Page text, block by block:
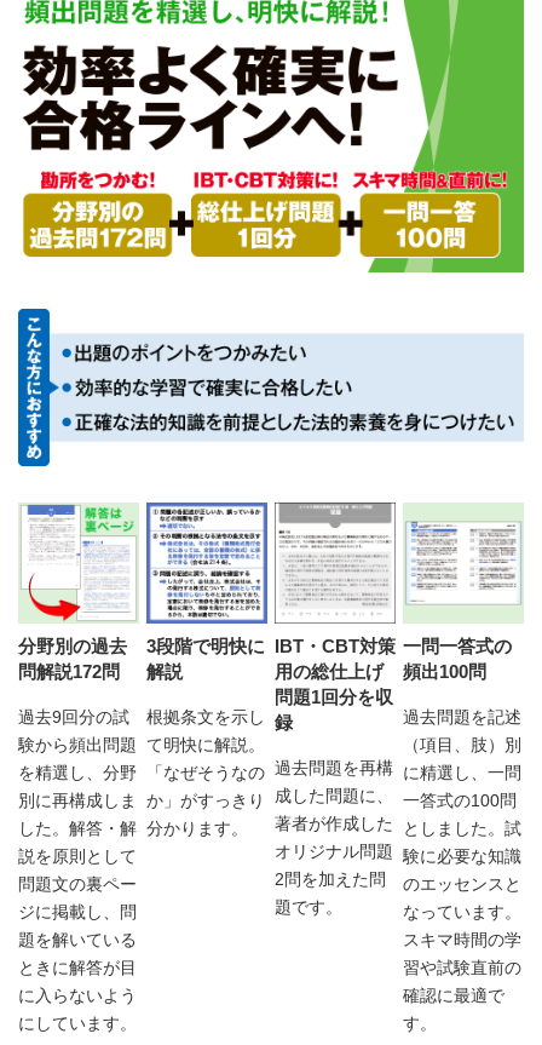
分野別の過去
問解説172問
過去9回分の試
験から頻出問題
を精選し、分野
別に再構成しま
した。解答・解
説を原則として
問題文の裏ペー
ジに掲載し、問
題を解いている
ときに解答が目
に入らないよう
にしています。
3段階で明快に
解説
根拠条文を示し
て明快に解説。
「なぜそうなの
か」がすっきり
分かります。
IBT・CBT対策
用の総仕上げ
問題1回分を収
録
過去問題を再構
成した問題に、
著者が作成した
オリジナル問題
2問を加えた問
題です。
一問一答式の
頻出100問
過去問題を記述
（項目、肢）別
に精選し、一問
一答式の100問
としました。試
験に必要な知識
のエッセンスと
なっています。
スキマ時間の学
習や試験直前の
確認に最適で
す。